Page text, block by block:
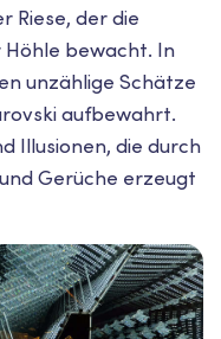
Riese, der die
bewacht. In
unzählige Schätze
aufbewahrt.
Illusionen, die durch
Gerüche erzeugt